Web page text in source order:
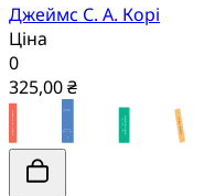
Джеймс С. А. Корі
Ціна
0
325,00 ₴